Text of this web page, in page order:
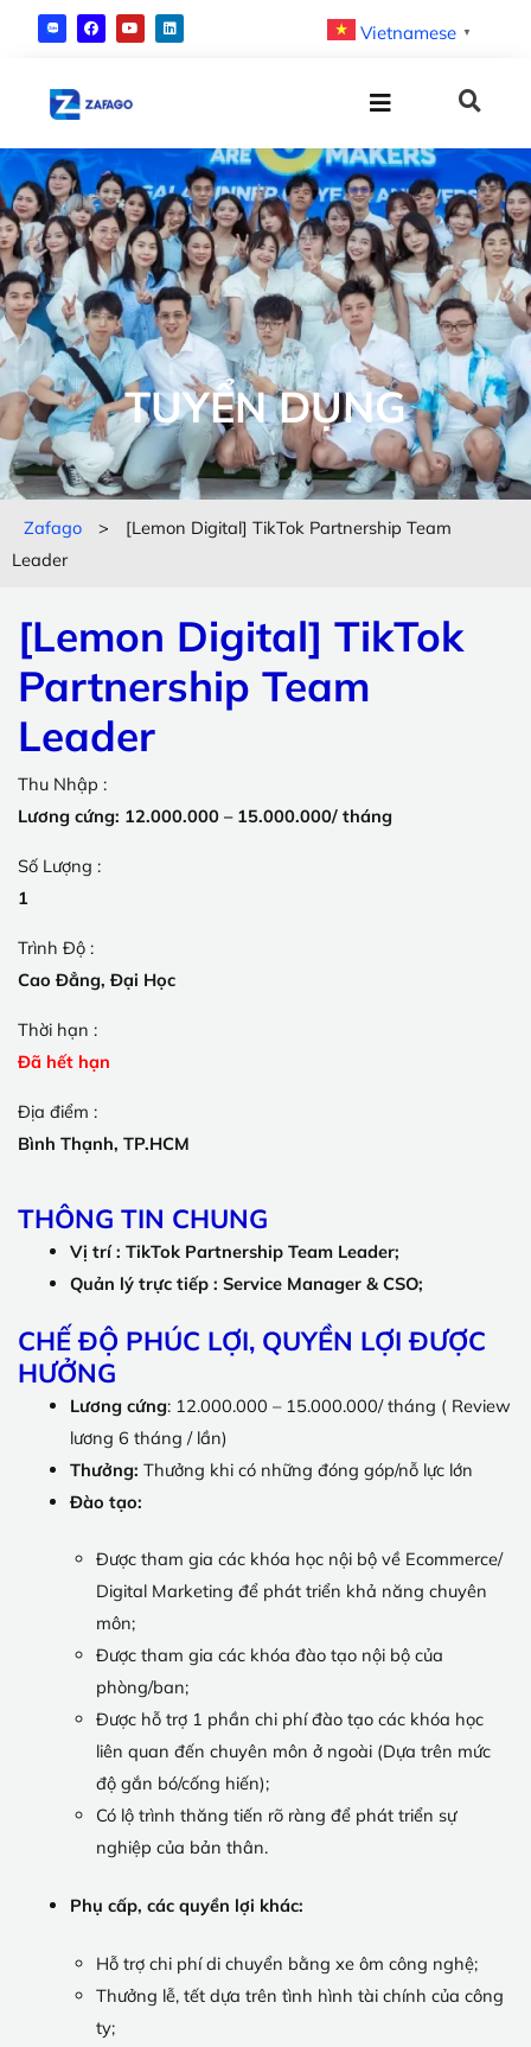
Vietnamese ▼
TUYỂN DỤNG
Zafago >
[Lemon Digital] TikTok Partnership Team
Leader
[Lemon Digital] TikTok
Partnership Team
Leader
Thu Nhập :
Lương cứng: 12.000.000 – 15.000.000/ tháng
Số Lượng :
1
Trình Độ :
Cao Đẳng, Đại Học
Thời hạn :
Đã hết hạn
Địa điểm :
Bình Thạnh, TP.HCM
THÔNG TIN CHUNG
Vị trí : TikTok Partnership Team Leader;
Quản lý trực tiếp : Service Manager & CSO;
CHẾ ĐỘ PHÚC LỢI, QUYỀN LỢI ĐƯỢC
HƯỞNG
Lương cứng: 12.000.000 – 15.000.000/ tháng ( Review
lương 6 tháng / lần)
Thưởng: Thưởng khi có những đóng góp/nỗ lực lớn
Đào tạo:
Được tham gia các khóa học nội bộ về Ecommerce/
Digital Marketing để phát triển khả năng chuyên
môn;
Được tham gia các khóa đào tạo nội bộ của
phòng/ban;
Được hỗ trợ 1 phần chi phí đào tạo các khóa học
liên quan đến chuyên môn ở ngoài (Dựa trên mức
độ gắn bó/cống hiến);
Có lộ trình thăng tiến rõ ràng để phát triển sự
nghiệp của bản thân.
Phụ cấp, các quyền lợi khác:
Hỗ trợ chi phí di chuyển bằng xe ôm công nghệ;
Thưởng lễ, tết dựa trên tình hình tài chính của công
ty;